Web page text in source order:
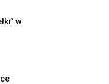
w